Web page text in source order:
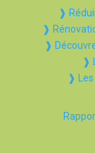
❱
❱
❱
❱
❱ Les